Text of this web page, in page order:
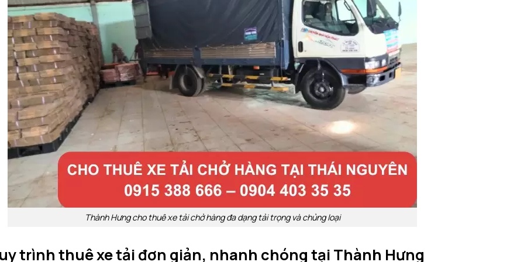
Thành Hưng cho thuê xe tải chở hàng đa dạng tải trọng và chủng loại
trình thuê xe tải đơn giản, nhanh chóng tại Thành Hưng